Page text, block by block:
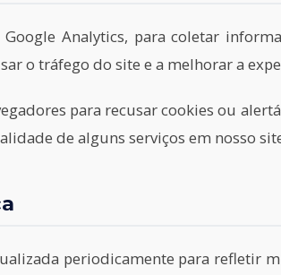
Analytics, para coletar
o tráfego do site e a melhorar a
para recusar cookies ou
de alguns serviços em nosso
periodicamente para refletir